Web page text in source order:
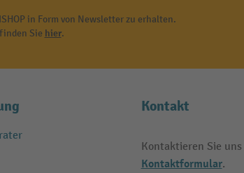
in Form von Newsletter zu erhalten.
Sie hier.
Kontakt
Kontaktieren Sie
Kontaktformular.